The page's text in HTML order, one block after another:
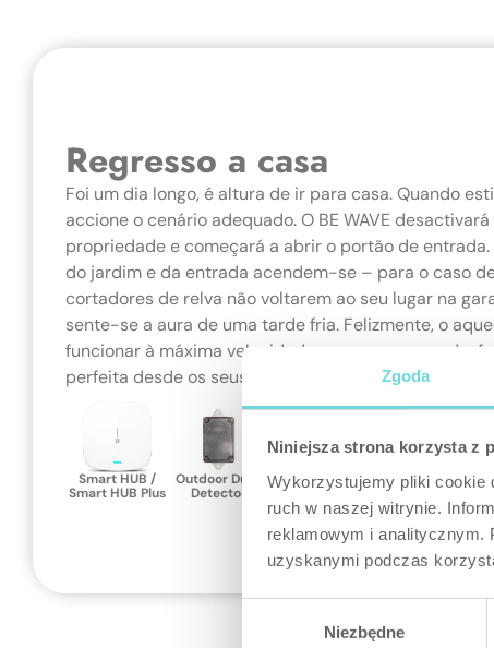
Zgoda
Niniejsza strona korzysta z
Wykorzystujemy pliki cookie
ruch w naszej witrynie.
reklamowym i analitycznym.
uzyskanymi podczas
Niezbędne
Regresso a casa
Foi um dia longo, é altura de ir para casa. Quando
accione o cenário adequado. O BE WAVE
propriedade e começará a abrir o portão de entrada.
do jardim e da entrada acendem-se – para o caso
cortadores de relva não voltarem ao seu lugar na
sente-se a aura de uma tarde fria. Felizmente, o
funcionar à máxima velocidade para que possa
perfeita desde os seus primeiros momentos em casa.
Smart HUB /
Smart HUB Plus
Outdoor Dusk
Detector
Multipurpose
Detector
Smart
Thermostat